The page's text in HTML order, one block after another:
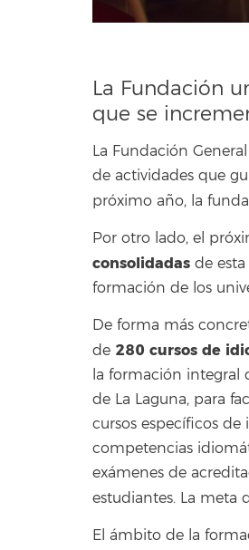
La Fundación
que se
La Fundación
de actividades que
próximo año, la
Por otro lado, el
consolidadas de
formación de los
De forma más
de 280 cursos de
la formación integral
de La Laguna, para
cursos específicos
competencias
exámenes de
estudiantes. La meta
El ámbito de la